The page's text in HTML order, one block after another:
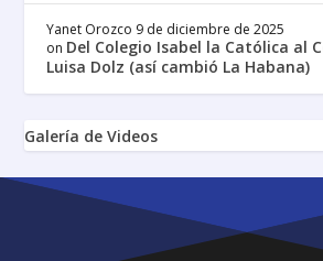
Yanet Orozco 9 de diciembre de 2025
on Del Colegio Isabel la Católica al
Luisa Dolz (así cambió La Habana)
Galería de Videos